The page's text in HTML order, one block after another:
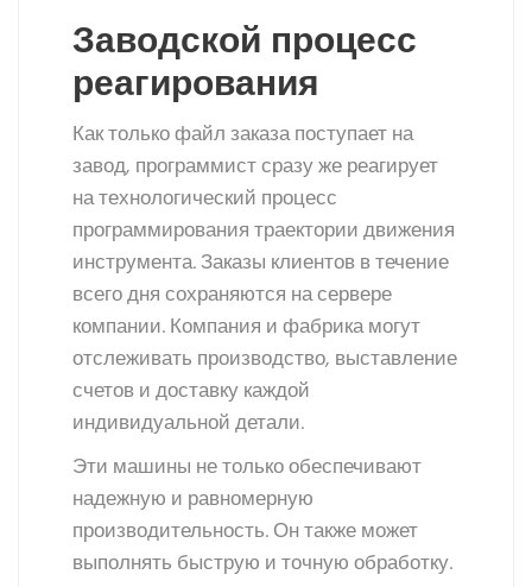
Заводской процесс
реагирования
Как только файл заказа поступает на
завод, программист сразу же реагирует
на технологический процесс
программирования траектории движения
инструмента. Заказы клиентов в течение
всего дня сохраняются на сервере
компании. Компания и фабрика могут
отслеживать производство, выставление
счетов и доставку каждой
индивидуальной детали.
Эти машины не только обеспечивают
надежную и равномерную
производительность. Он также может
выполнять быструю и точную обработку.